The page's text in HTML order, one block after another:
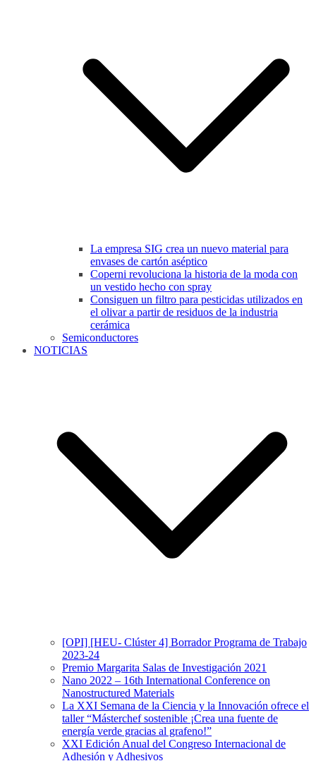
La empresa SIG crea un nuevo material para
envases de cartón aséptico
Coperni revoluciona la historia de la moda con
un vestido hecho con spray
Consiguen un filtro para pesticidas utilizados en
el olivar a partir de residuos de la industria
cerámica
Semiconductores
NOTICIAS
[OPI] [HEU- Clúster 4] Borrador Programa de Trabajo
2023-24
Premio Margarita Salas de Investigación 2021
Nano 2022 – 16th International Conference on
Nanostructured Materials
La XXI Semana de la Ciencia y la Innovación ofrece el
taller “Másterchef sostenible ¡Crea una fuente de
energía verde gracias al grafeno!”
XXI Edición Anual del Congreso Internacional de
Adhesión y Adhesivos